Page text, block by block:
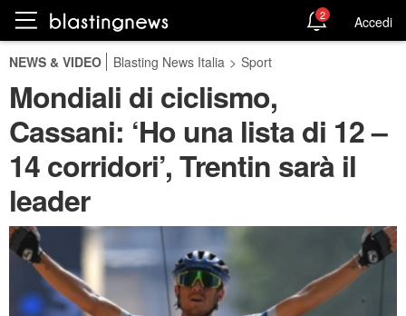
2 Accedi
NEWS & VIDEO Blasting News Italia > Sport
Mondiali di ciclismo,
Cassani: ‘Ho una lista di 12 –
14 corridori’, Trentin sarà il
leader